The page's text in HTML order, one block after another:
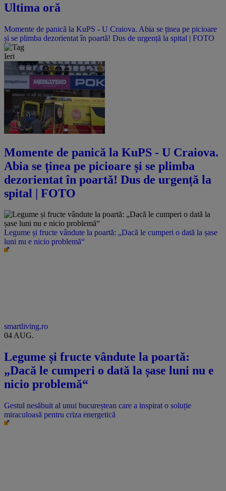
Ultima oră
Momente de panică la KuPS - U Craiova. Abia se ținea pe picioare
și se plimba dezorientat în poartă! Dus de urgență la spital | FOTO
Ieri
Momente de panică la KuPS - U Craiova.
Abia se ținea pe picioare și se plimba
dezorientat în poartă! Dus de urgență la
spital | FOTO
Legume și fructe vândute la poartă: „Dacă le cumperi o dată la șase
luni nu e nicio problemă“
smartliving.ro
04 AUG.
Legume și fructe vândute la poartă:
„Dacă le cumperi o dată la șase luni nu e
nicio problemă“
Gestul nesăbuit al unui bucureștean care a inspirat o soluție
miraculoasă pentru criza energetică